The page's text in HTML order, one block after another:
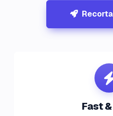
Fast